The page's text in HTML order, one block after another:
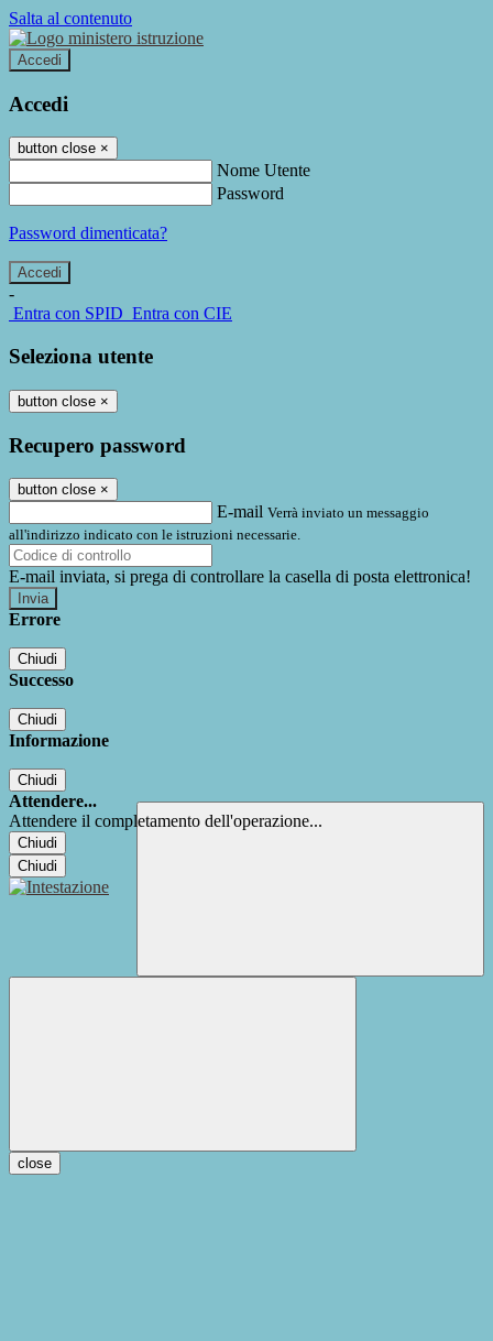
Salta al contenuto
Accedi
Accedi
button close ×
Nome Utente
Password
Password dimenticata?
-
Entra con SPID Entra con CIE
Seleziona utente
button close ×
Recupero password
button close ×
E-mail Verrà inviato un messaggio
all'indirizzo indicato con le istruzioni necessarie.
E-mail inviata, si prega di controllare la casella di posta elettronica!
Errore
Chiudi
Successo
Chiudi
Informazione
Chiudi
Attendere...
Attendere il completamento dell'operazione...
Chiudi
Chiudi
close